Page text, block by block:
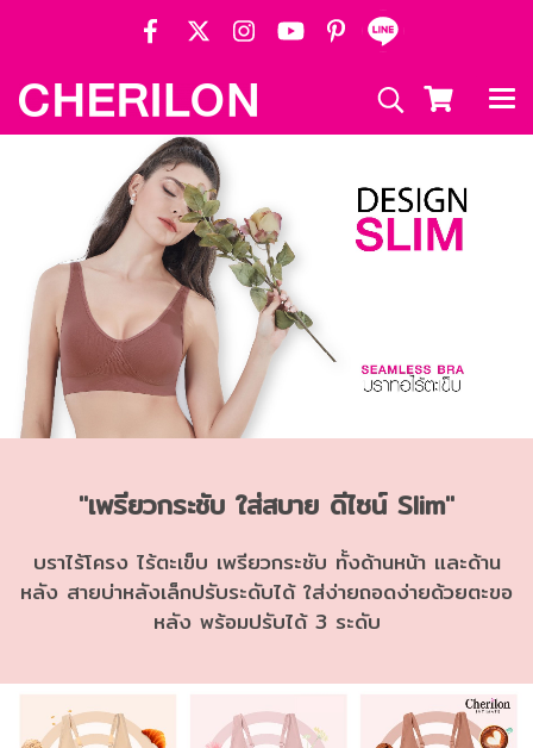
"เพรียวกระชับ ใส่สบาย ดีไซน์ Slim"
บราไร้โครง ไร้ตะเข็บ เพรียวกระชับ ทั้งด้านหน้า และด้าน
หลัง สายบ่าหลังเล็กปรับระดับได้ ใส่ง่ายถอดง่ายด้วยตะขอ
หลัง พร้อมปรับได้ 3 ระดับ